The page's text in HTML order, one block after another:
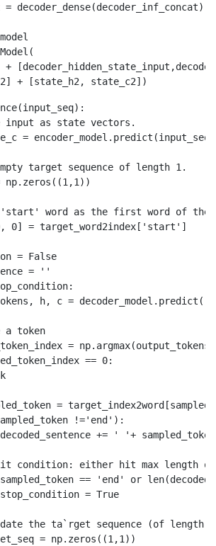
= decoder_dense(decoder_inf_concat)
+
+ [state_h2, state_c2])
input as state vectors.
= encoder_model.predict(input_seq)
target sequence of length 1.
np.zeros((1,1))
word as the first word of the
0] = target_word2index['start']
= False
= ''
h, c =
a token
=
== 0:
=
!='end'):
+= ' '+ sampled_token
condition: either hit max length
== 'end' or
= True
the ta`rget sequence (of length
= np.zeros((1,1))